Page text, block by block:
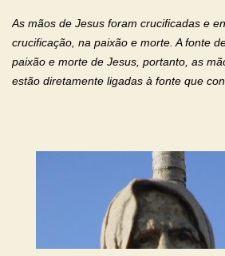
As mãos de Jesus foram crucificadas e
crucificação, na paixão e morte. A fonte
paixão e morte de Jesus, portanto, as
estão diretamente ligadas à fonte que
ensanguentadas, chagadas e abertas,
momento. Sinto-me completamente sem
carregando as minhas cruzes. Preciso
Tuas Mãos, que suportaram a mais
pregadas na Cruz, reergam-me e curem-